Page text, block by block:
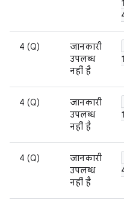
4 (Q)
जानकारी
उपलब्ध
नहीं है
4 (Q)
जानकारी
उपलब्ध
नहीं है
4 (Q)
जानकारी
उपलब्ध
नहीं है